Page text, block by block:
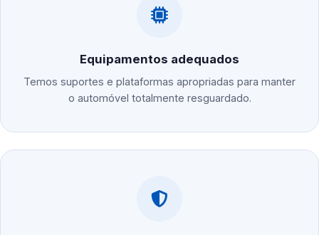
Equipamentos adequados
Temos suportes e plataformas apropriadas para manter
o automóvel totalmente resguardado.